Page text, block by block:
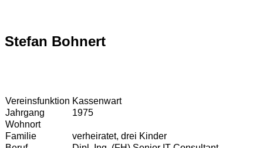
Stefan Bohnert
Vereinsfunktion Kassenwart
Jahrgang
1975
Wohnort
Familie
verheiratet, drei Kinder